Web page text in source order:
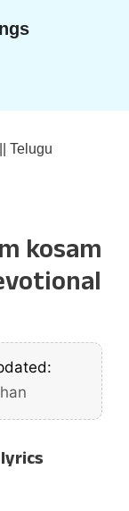
Telugu
kosam